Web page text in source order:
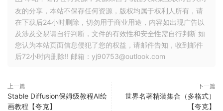
友的分享，本站不保存任何资源，版权均属于权利人所有，请
在下载后24小时删除，切勿用于商业用途，内容如出现广告以
及涉及交易请自行判断，文件的有效性和安全性需自行判断 如
您认为本站页面信息侵犯了您的权益，请邮件告知，收到邮件
后72小时内删除!! 邮箱：yj90753@outlook.com
上一篇
Stable Diffusion保姆级教程AI绘
画教程【夸克】
下一篇
世界名著精装集合（多格式）
【夸克】